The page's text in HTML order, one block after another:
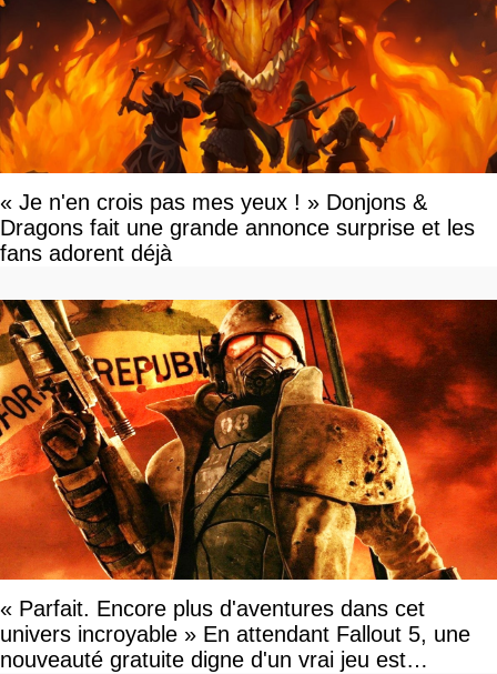
« Je n'en crois pas mes yeux ! » Donjons &
Dragons fait une grande annonce surprise et les
fans adorent déjà
« Parfait. Encore plus d'aventures dans cet
univers incroyable » En attendant Fallout 5, une
nouveauté gratuite digne d'un vrai jeu est